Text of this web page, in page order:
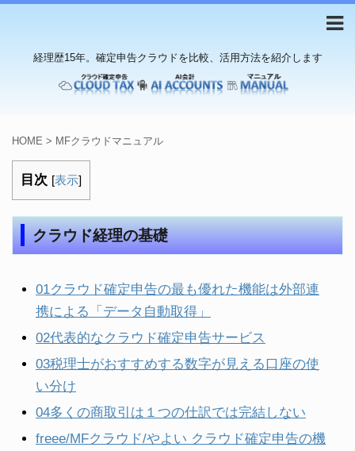
経理歴15年。確定申告クラウドを比較、活用方法を紹介します
HOME > MFクラウドマニュアル
目次 [表示]
クラウド経理の基礎
01クラウド確定申告の最も優れた機能は外部連
携による「データ自動取得」
02代表的なクラウド確定申告サービス
03税理士がおすすめする数字が見える口座の使
い分け
04多くの商取引は１つの仕訳では完結しない
freee/MFクラウド/やよい クラウド確定申告の機